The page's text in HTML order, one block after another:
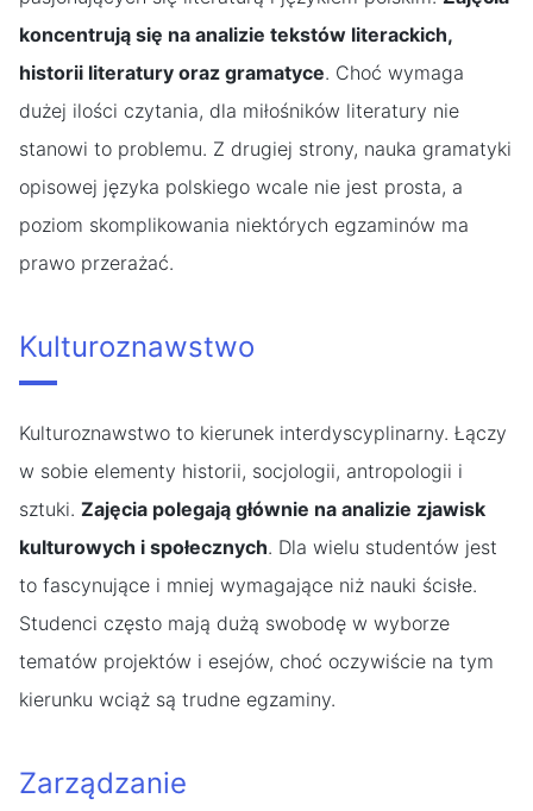
koncentrują się na analizie tekstów literackich,
historii literatury oraz gramatyce. Choć wymaga
dużej ilości czytania, dla miłośników literatury nie
stanowi to problemu. Z drugiej strony, nauka gramatyki
opisowej języka polskiego wcale nie jest prosta, a
poziom skomplikowania niektórych egzaminów ma
prawo przerażać.
Kulturoznawstwo
Kulturoznawstwo to kierunek interdyscyplinarny. Łączy
w sobie elementy historii, socjologii, antropologii i
sztuki. Zajęcia polegają głównie na analizie zjawisk
kulturowych i społecznych. Dla wielu studentów jest
to fascynujące i mniej wymagające niż nauki ścisłe.
Studenci często mają dużą swobodę w wyborze
tematów projektów i esejów, choć oczywiście na tym
kierunku wciąż są trudne egzaminy.
Zarządzanie